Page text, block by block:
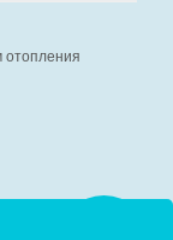
отопления